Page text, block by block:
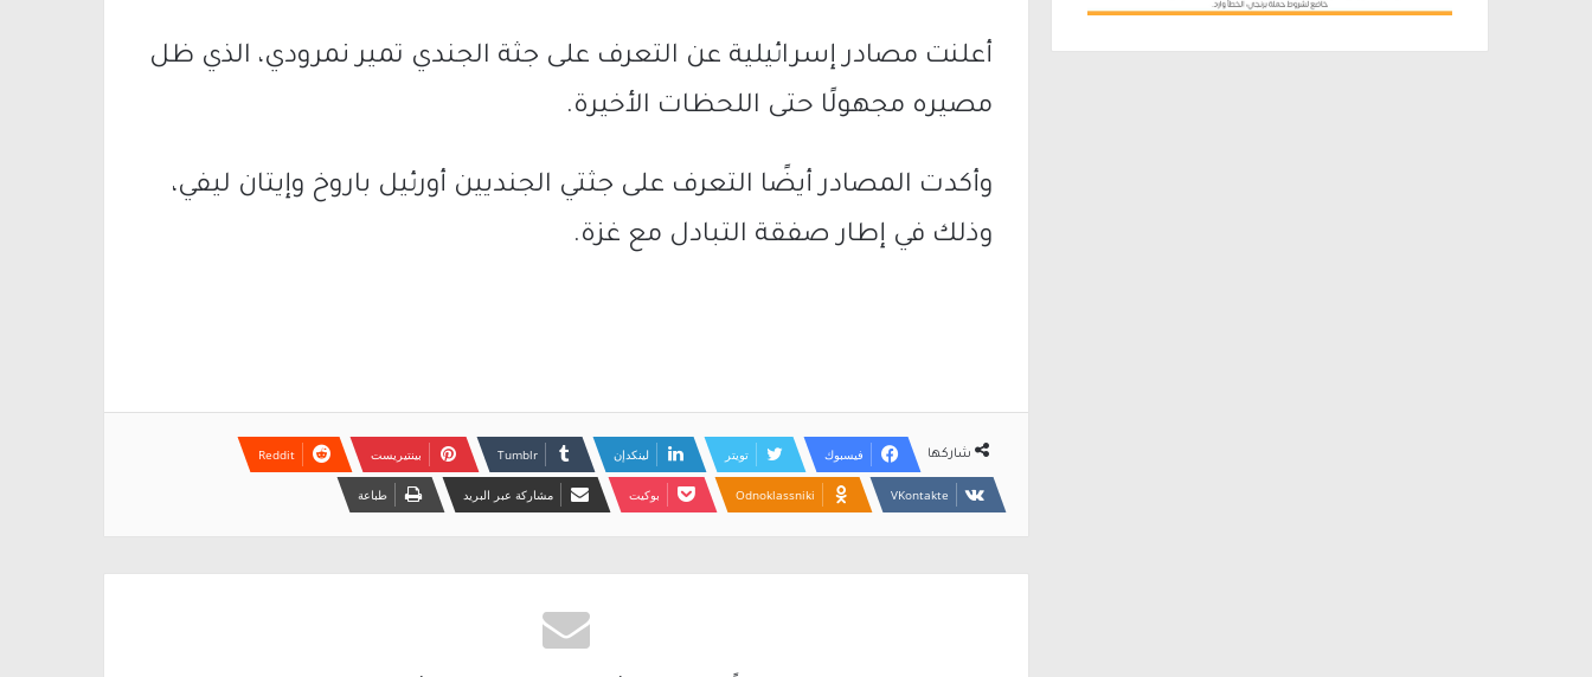
أعلنت مصادر إسرائيلية عن التعرف على جثة الجندي تمير نمرودي، الذي ظل
مصيره مجهولًا حتى اللحظات الأخيرة.
وأكدت المصادر أيضًا التعرف على جثتي الجنديين أورئيل باروخ وإيتان ليفي،
وذلك في إطار صفقة التبادل مع غزة.
شاركها فيسبوك تويتر لينكدإن بينتيريست
Odnoklassniki بوكيت مشاركة عبر البريد طباعة